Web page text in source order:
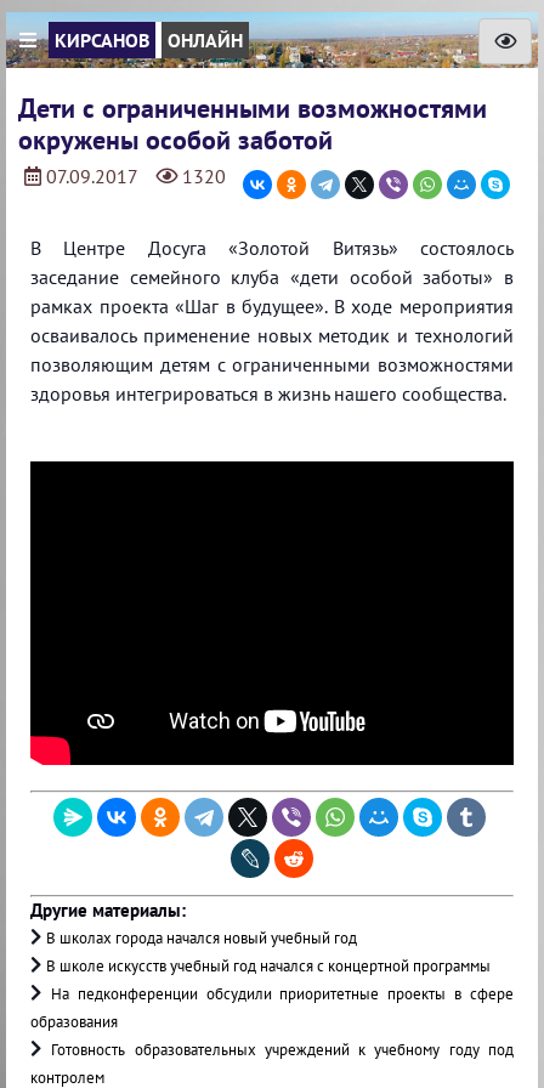
КИРСАНОВ ОНЛАЙН
Дети с ограниченными возможностями
окружены особой заботой
07.09.2017 1320
В Центре Досуга «Золотой Витязь» состоялось
заседание семейного клуба «дети особой заботы» в
рамках проекта «Шаг в будущее». В ходе мероприятия
осваивалось применение новых методик и технологий
позволяющим детям с ограниченными возможностями
здоровья интегрироваться в жизнь нашего сообщества.
Другие материалы:
В школах города начался новый учебный год
В школе искусств учебный год начался с концертной программы
На педконференции обсудили приоритетные проекты в сфере
образования
Готовность образовательных учреждений к учебному году под
контролем